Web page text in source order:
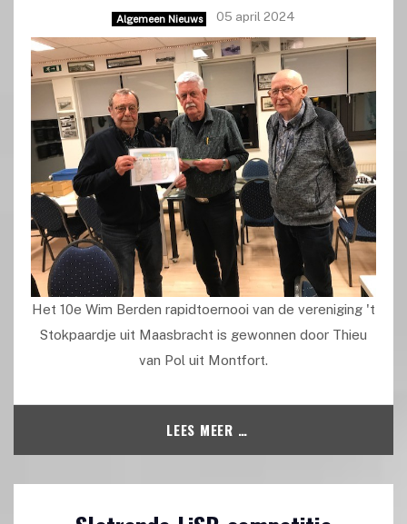
Algemeen Nieuws 05 april 2024
Het 10e Wim Berden rapidtoernooi van de vereniging 't
Stokpaardje uit Maasbracht is gewonnen door Thieu
van Pol uit Montfort.
LEES MEER …